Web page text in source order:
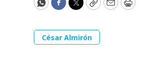
WhatsApp
Facebook
Twitter
CopyEmailPrint
César Almirón